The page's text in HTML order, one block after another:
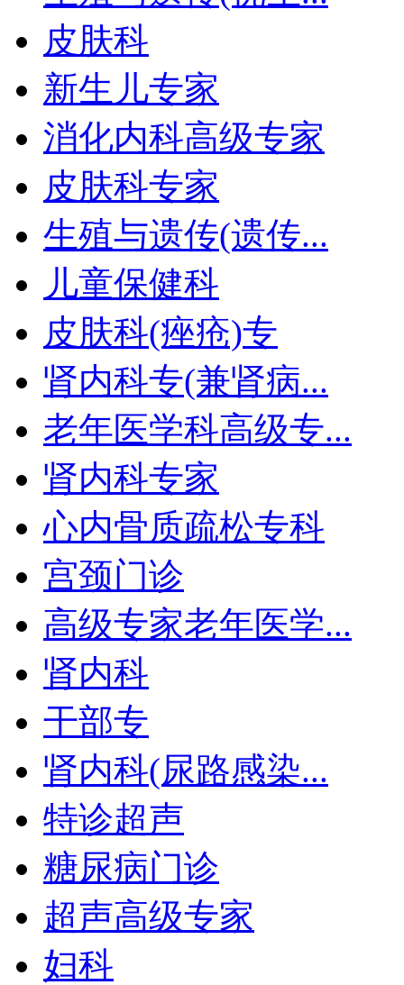
皮肤科
新生儿专家
消化内科高级专家
皮肤科专家
生殖与遗传(遗传...
儿童保健科
皮肤科(痤疮)专
肾内科专(兼肾病...
老年医学科高级专...
肾内科专家
心内骨质疏松专科
宫颈门诊
高级专家老年医学...
肾内科
干部专
肾内科(尿路感染...
特诊超声
糖尿病门诊
超声高级专家
妇科